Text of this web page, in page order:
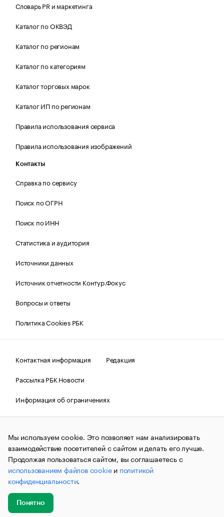
Словарь PR и маркетинга
Каталог по ОКВЭД
Каталог по регионам
Каталог по категориям
Каталог торговых марок
Каталог ИП по регионам
Правила использования сервиса
Правила использования изображений
Контакты
Справка по сервису
Поиск по ОГРН
Поиск по ИНН
Статистика и аудитория
Источники данных
Источник отчетности Контур.Фокус
Вопросы и ответы
Политика Cookies РБК
Контактная информация
Редакция
Рассылка РБК Новости
Информация об ограничениях
Правовая информация
О соблюдении авторских прав
© АО «РОСБИЗНЕСКОНСАЛТИНГ»,1995–2026.Сообщения
и материалы информационного агентства «РБК»
(зарегистрировано Федеральной службой по надзору в сфере
связи, информационных технологий и массовых
коммуникаций (Роскомнадзор) 09.12.2015 за номером ИА
№ФС77-63848) сопровождаются пометкой «РБК». Отдельные
публикации могут содержать информацию,
не предназначенную для пользователей
до 18 лет.
Мы используем cookie. Это позволяет нам анализировать
взаимодействие посетителей с сайтом и делать его лучше.
Продолжая пользоваться сайтом, вы соглашаетесь с
использованием файлов cookieи политикой
конфиденциальности.
Понятно